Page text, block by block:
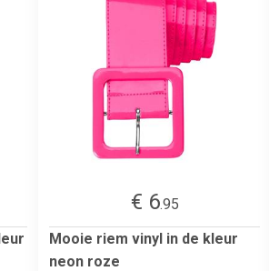
€ 6.95
Mooie riem vinyl in de kleur
neon roze